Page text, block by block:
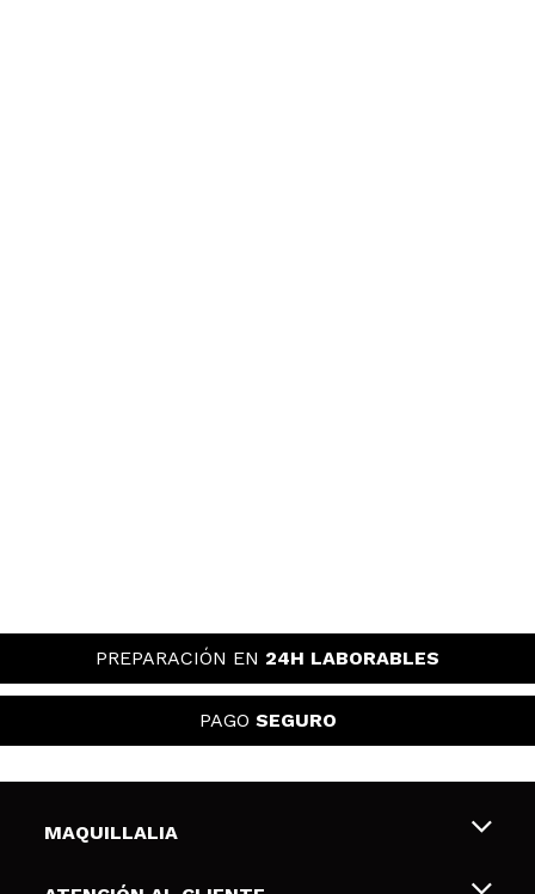
PREPARACIÓN EN 24H LABORABLES
PAGO SEGURO
MAQUILLALIA
Sobre nosotros